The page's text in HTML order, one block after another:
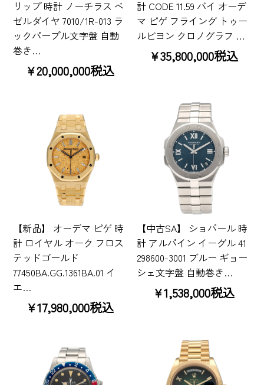
リップ 時計 ノーチラス ベ
ゼルダイヤ 7010/1R-013 ラ
ックパープル文字盤 自動
巻き…
¥20,000,000税込
計 CODE 11.59 バイ オーデ
マ ピゲ フライング トゥー
ルビヨン クロノグラフ …
¥35,800,000税込
【新品】 オーデマ ピゲ 時
計 ロイヤル オーク フロス
テッドゴールド
77450BA.GG.1361BA.01 イ
エ…
¥17,980,000税込
【中古SA】 ショパール 時
計 アルパイン イーグル 41
298600-3001 ブルー ギョー
シェ文字盤 自動巻き…
¥1,538,000税込